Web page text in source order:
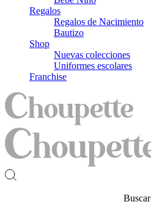
Regalos
Regalos de Nacimiento
Bautizo
Shop
Nuevas colecciones
Uniformes escolares
Franchise
Buscar